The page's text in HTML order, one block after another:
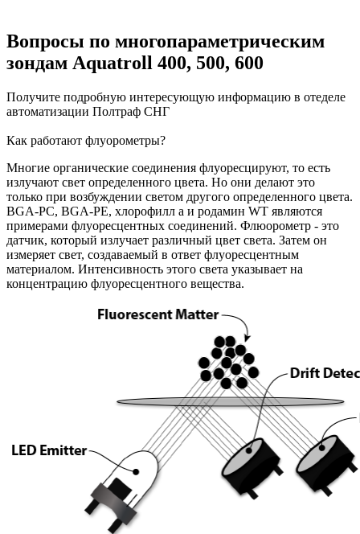
Вопросы по многопараметрическим
зондам Aquatroll 400, 500, 600
Получите подробную интересующую информацию в отеделе
автоматизации Полтраф СНГ
Как работают флуорометры?
Многие органические соединения флуоресцируют, то есть
излучают свет определенного цвета. Но они делают это
только при возбуждении светом другого определенного цвета.
BGA-PC, BGA-PE, хлорофилл а и родамин WT являются
примерами флуоресцентных соединений. Флюорометр - это
датчик, который излучает различный цвет света. Затем он
измеряет свет, создаваемый в ответ флуоресцентным
материалом. Интенсивность этого света указывает на
концентрацию флуоресцентного вещества.